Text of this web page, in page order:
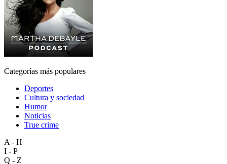
Categorías más populares
Deportes
Cultura y sociedad
Humor
Noticias
True crime
A - H
I - P
Q - Z